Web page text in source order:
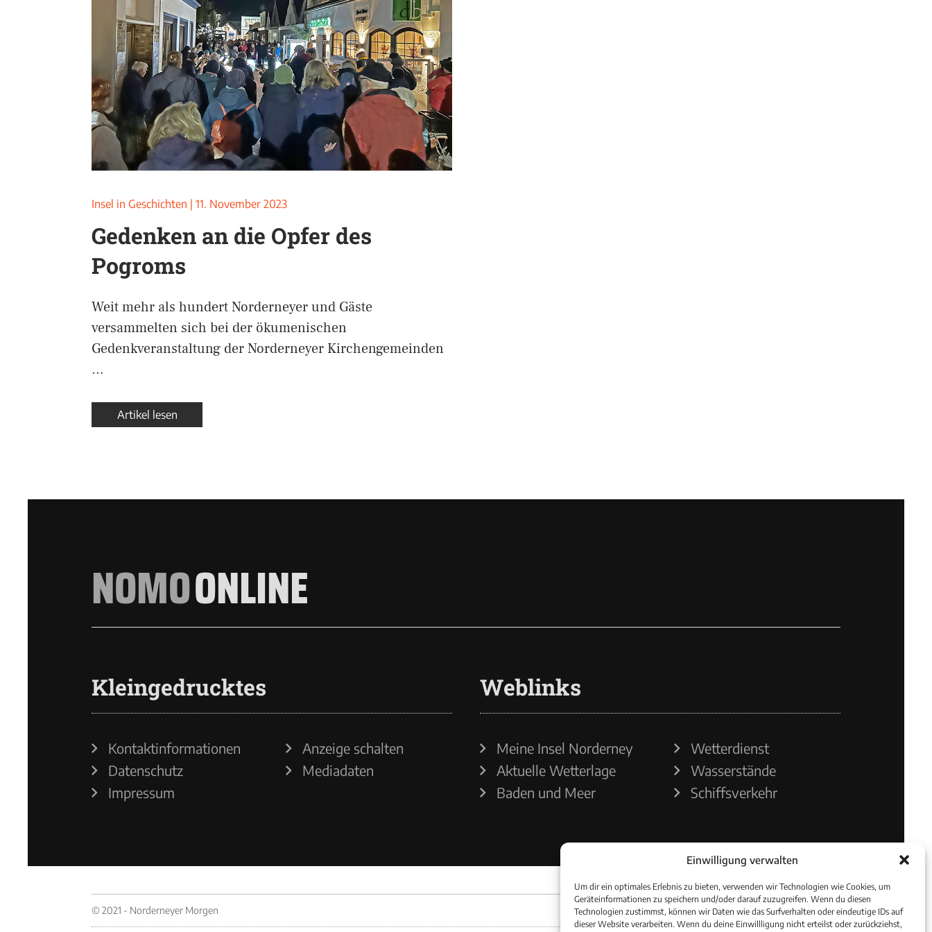
Einwilligung verwalten
Um dir ein optimales Erlebnis zu bieten, verwenden wir Technologien wie Cookies, um
Geräteinformationen zu speichern und/oder darauf zuzugreifen. Wenn du diesen
Technologien zustimmst, können wir Daten wie das Surfverhalten oder eindeutige IDs auf
dieser Website verarbeiten. Wenn du deine Einwillligung nicht erteilst oder zurückziehst,
Insel in Geschichten 11. November 2023
Gedenken an die Opfer des
Pogroms
Weit mehr als hundert Norderneyer und Gäste
versammelten sich bei der ökumenischen
Gedenkveranstaltung der Norderneyer Kirchengemeinden
…
Artikel lesen
NOMOONLINE
Kleingedrucktes
Kontaktinformationen
Datenschutz
Impressum
Anzeige schalten
Mediadaten
Weblinks
Meine Insel Norderney
Aktuelle Wetterlage
Baden und Meer
Wetterdienst
Wasserstände
Schiffsverkehr
© 2021 - Norderneyer Morgen